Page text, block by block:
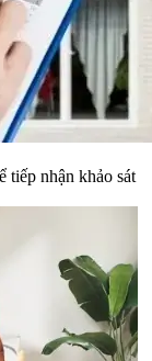
tiếp nhận khảo sát